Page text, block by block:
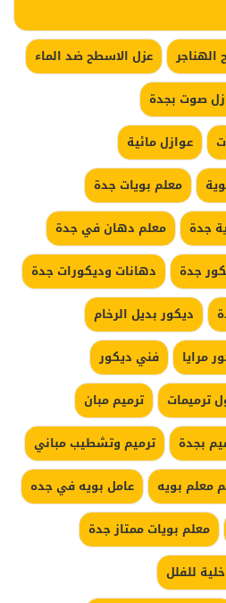
عزل الاسطح ضد الماء
صوت بجدة
عوازل مائية
معلم بويات جدة
جدة
معلم دهان في جدة
جدة
دهانات وديكورات جدة
ديكور بديل الرخام
مرايا
فني ديكور
ترميمات
ترميم مبان
بجدة
ترميم وتشطيب مباني
معلم بويه
عامل بويه في جده
معلم بويات ممتاز جدة
للفلل